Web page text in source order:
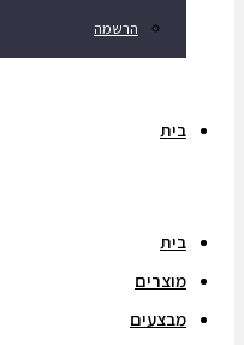
הרשמה
בית
בית
מוצרים
מבצעים